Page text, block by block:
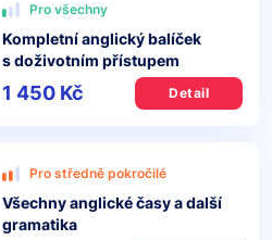
Pro všechny
Kompletní anglický balíček
s doživotním přístupem
1 450 Kč Detail
Pro středně pokročilé
Všechny anglické časy a další
gramatika